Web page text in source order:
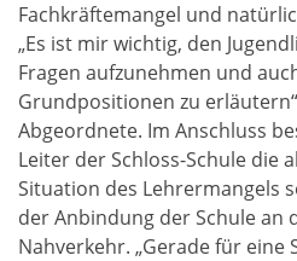
Fachkräftemangel und
„Es ist mir wichtig, den
Fragen aufzunehmen und
Grundpositionen zu
Abgeordnete. Im Anschluss
Leiter der Schloss-Schule die
Situation des Lehrermangels
der Anbindung der Schule an
Nahverkehr. „Gerade für eine